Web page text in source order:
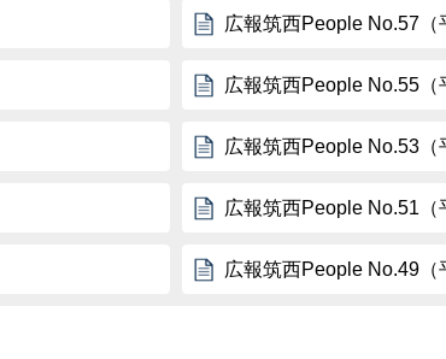
広報筑西People No.57
広報筑西People No.55
広報筑西People No.53
広報筑西People No.51
広報筑西People No.49